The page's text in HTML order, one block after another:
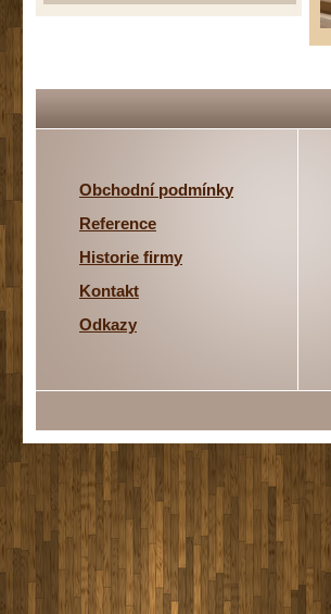
Obchodní podmínky
Reference
Historie firmy
Kontakt
Odkazy